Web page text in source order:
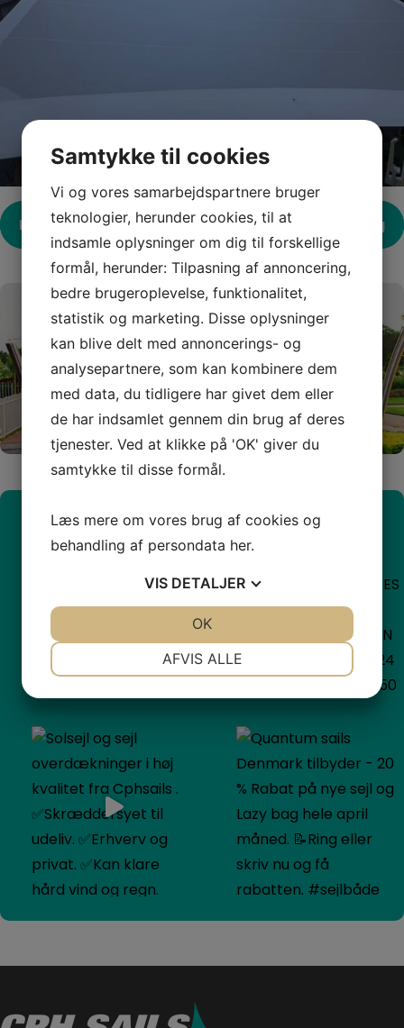
Indlægsnavigation
Forrige indlæg Næste indlæg
Følg os på instagram
Samtykke til cookies
Vi og vores samarbejdspartnere bruger
teknologier, herunder cookies, til at
indsamle oplysninger om dig til forskellige
formål, herunder: Tilpasning af annoncering,
bedre brugeroplevelse, funktionalitet,
statistik og marketing. Disse oplysninger
kan blive delt med annoncerings- og
analysepartnere, som kan kombinere dem
med data, du tidligere har givet dem eller
de har indsamlet gennem din brug af deres
tjenester. Ved at klikke på 'OK' giver du
samtykke til disse formål.
Læs mere om vores brug af cookies og
behandling af persondata her.
VIS DETALJER
AFVIS ALLE
OK